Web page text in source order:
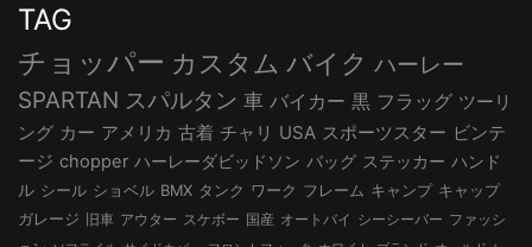
TAG
チョッパー カスタム バイク ハーレー
SPARTAN スパルタン 車 バイカー 黒 フラッグ ツーリ
ング カー アメリカ 古着 チャリ USA スポーツスター ビンテ
ージ chopper ハーレーダビッドソン バッグ ステッカー ハンド
ル シール ショベル BMX タンク ワーク フレーム キャンプ キャップ
ガレージ 旧車 アウター スケボー 国産 オートバイ シーシーバー ファッシ